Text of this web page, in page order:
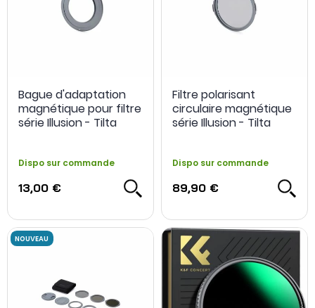
Bague d'adaptation
magnétique pour filtre
série Illusion - Tilta
Dispo sur commande
13,00 €
Filtre polarisant
circulaire magnétique
série Illusion - Tilta
Dispo sur commande
89,90 €